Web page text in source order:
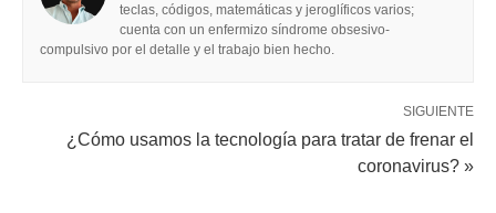
teclas, códigos, matemáticas y jeroglíficos varios;
cuenta con un enfermizo síndrome obsesivo-
compulsivo por el detalle y el trabajo bien hecho.
SIGUIENTE
¿Cómo usamos la tecnología para tratar de frenar el
coronavirus? »